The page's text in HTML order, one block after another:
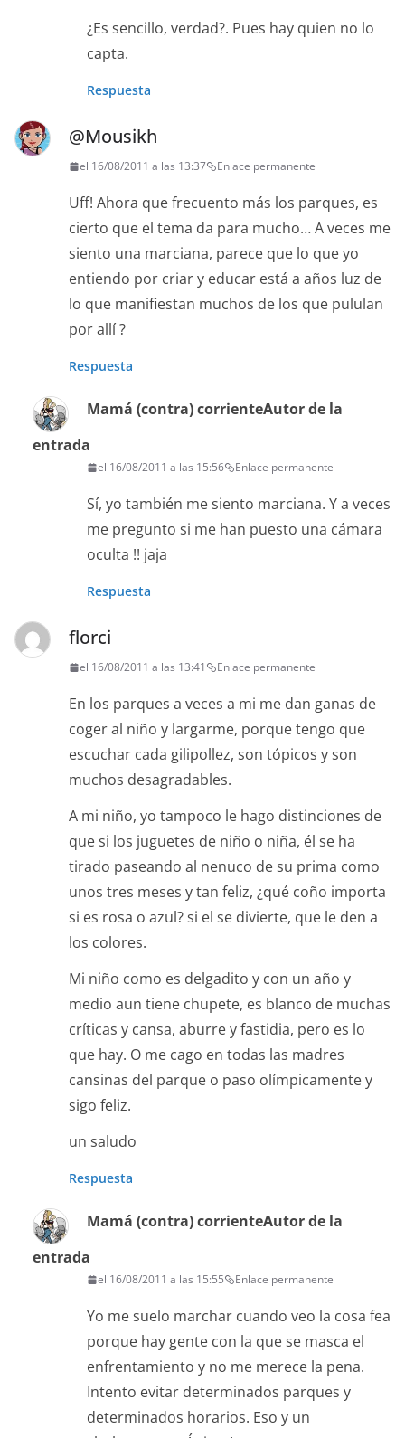
¿Es sencillo, verdad?. Pues hay quien no lo
capta.
Respuesta
@Mousikh
el 16/08/2011 a las 13:37 Enlace permanente
Uff! Ahora que frecuento más los parques, es
cierto que el tema da para mucho… A veces me
siento una marciana, parece que lo que yo
entiendo por criar y educar está a años luz de
lo que manifiestan muchos de los que pululan
por allí ?
Respuesta
Mamá (contra) corrienteAutor de la
entrada
el 16/08/2011 a las 15:56 Enlace permanente
Sí, yo también me siento marciana. Y a veces
me pregunto si me han puesto una cámara
oculta !! jaja
Respuesta
florci
el 16/08/2011 a las 13:41 Enlace permanente
En los parques a veces a mi me dan ganas de
coger al niño y largarme, porque tengo que
escuchar cada gilipollez, son tópicos y son
muchos desagradables.
A mi niño, yo tampoco le hago distinciones de
que si los juguetes de niño o niña, él se ha
tirado paseando al nenuco de su prima como
unos tres meses y tan feliz, ¿qué coño importa
si es rosa o azul? si el se divierte, que le den a
los colores.
Mi niño como es delgadito y con un año y
medio aun tiene chupete, es blanco de muchas
críticas y cansa, aburre y fastidia, pero es lo
que hay. O me cago en todas las madres
cansinas del parque o paso olímpicamente y
sigo feliz.
un saludo
Respuesta
Mamá (contra) corrienteAutor de la
entrada
el 16/08/2011 a las 15:55 Enlace permanente
Yo me suelo marchar cuando veo la cosa fea
porque hay gente con la que se masca el
enfrentamiento y no me merece la pena.
Intento evitar determinados parques y
determinados horarios. Eso y un